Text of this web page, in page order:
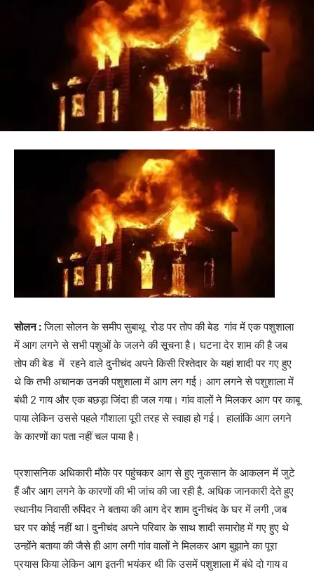
सोलन :जिला सोलन के समीप सुबाथू रोड पर तोप की बेड गांव में एक पशुशाला
में आग लगने से सभी पशुओं के जलने की सूचना है। घटना देर शाम की है जब
तोप की बेड में रहने वाले दुनीचंद अपने किसी रिश्तेदार के यहां शादी पर गए हुए
थे कि तभी अचानक उनकी पशुशाला में आग लग गई। आग लगने से पशुशाला में
बंधी 2 गाय और एक बछड़ा जिंदा ही जल गया। गांव वालों ने मिलकर आग पर काबू
पाया लेकिन उससे पहले गौशाला पूरी तरह से स्वाहा हो गई। हालांकि आग लगने
के कारणों का पता नहीं चल पाया है।
प्रशासनिक अधिकारी मौके पर पहुंचकर आग से हुए नुकसान के आकलन में जुटे
हैं और आग लगने के कारणों की भी जांच की जा रही है. अधिक जानकारी देते हुए
स्थानीय निवासी रुपिंदर ने बताया की आग देर शाम दुनीचंद के घर में लगी ,जब
घर पर कोई नहीं था l दुनीचंद अपने परिवार के साथ शादी समारोह में गए हुए थे
उन्होंने बताया की जैसे ही आग लगी गांव वालों ने मिलकर आग बुझाने का पूरा
प्रयास किया लेकिन आग इतनी भयंकर थी कि उसमें पशुशाला में बंधे दो गाय व